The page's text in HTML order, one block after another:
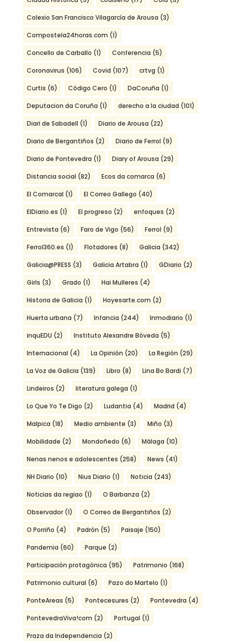
Colexio San Francisco Vilagarcía de Arousa (3)
Compostela24horas.com (1)
Concello de Carballo (1) Conferencia (5)
Coronavirus (106) Covid (107) crtvg (1)
Curtis (6) Código Cero (1) DaCoruña (1)
Deputacion da Coruña (1) derecho a la ciudad (101)
Diari de Sabadell (1) Diario de Arousa (22)
Diario de Bergantiños (2) Diario de Ferrol (9)
Diario de Pontevedra (1) Diary of Arousa (29)
Distancia social (82) Ecos da comarca (6)
El Comarcal (1) El Correo Gallego (40)
ElDiario.es (1) El progreso (2) enfoques (2)
Entrevista (6) Faro de Vigo (56) Ferrol (9)
Ferrol360.es (1) Flotadores (8) Galicia (342)
Galicia@PRESS (3) Galicia Artabra (1) GDiario (2)
Girls (3) Grado (1) Hai Mulleres (4)
Historia de Galicia (1) Hoyesarte.com (2)
Huerta urbana (7) Infancia (244) Inmodiario (1)
inquEDU (2) Instituto Alexandre Bóveda (5)
Internacional (4) La Opinión (20) La Región (29)
La Voz de Galicia (139) Libro (8) Lina Bo Bardi (7)
Lindeiros (2) literatura galega (1)
Lo Que Yo Te Digo (2) Ludantia (4) Madrid (4)
Malpica (18) Medio ambiente (3) Miño (3)
Mobilidade (2) Mondoñedo (6) Málaga (10)
Nenas nenos e adolescentes (258) News (41)
NH Diario (10) Nius Diario (1) Noticia (243)
Noticias da regiao (1) O Barbanza (2)
Observador(1) O Correo de Bergantiños (2)
O Porriño (4) Padrón (5) Paisaje (150)
Pandemia (60) Parque (2)
Participación protagónica (95) Patrimonio (168)
Patrimonio cultural (6) Pazo do Martelo (1)
PonteAreas (5) Pontecesures (2) Pontevedra (4)
PontevedraViva!com (2) Portugal (1)
Praza da Independencia (2)